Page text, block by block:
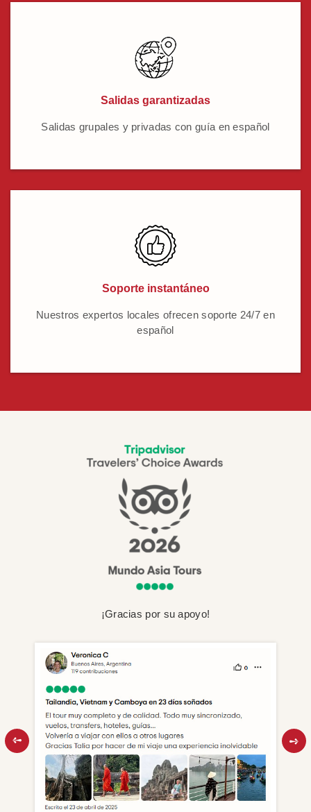
Salidas garantizadas
Salidas grupales y privadas con guía en español
Soporte instantáneo
Nuestros expertos locales ofrecen soporte 24/7 en
español
¡Gracias por su apoyo!